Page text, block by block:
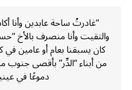
“غادرتُ ساحة عابدين وأنا
والتقيت وأنا منصرف بالأخ
كان يسبقنا بعام أو عامين في
من أبناء “الدِّر” بأقصى جنوب
دموعًا في